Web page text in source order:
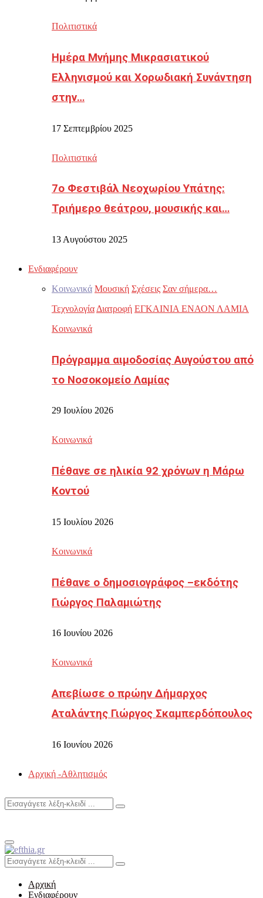
Πολιτιστικά
Ημέρα Μνήμης Μικρασιατικού
Ελληνισμού και Χορωδιακή Συνάντηση
στην…
17 Σεπτεμβρίου 2025
Πολιτιστικά
7ο Φεστιβάλ Νεοχωρίου Υπάτης:
Τριήμερο θεάτρου, μουσικής και…
13 Αυγούστου 2025
Ενδιαφέρουν
Κοινωνικά Μουσική Σχέσεις Σαν σήμερα…
Τεχνολογία Διατροφή ΕΓΚΑΙΝΙΑ ΕΝΑΟΝ ΛΑΜΙΑ
Κοινωνικά
Πρόγραμμα αιμοδοσίας Αυγούστου από
το Νοσοκομείο Λαμίας
29 Ιουλίου 2026
Κοινωνικά
Πέθανε σε ηλικία 92 χρόνων η Μάρω
Κοντού
15 Ιουλίου 2026
Κοινωνικά
Πέθανε ο δημοσιογράφος –εκδότης
Γιώργος Παλαμιώτης
16 Ιουνίου 2026
Κοινωνικά
Απεβίωσε ο πρώην Δήμαρχος
Αταλάντης Γιώργος Σκαμπερδόπουλος
16 Ιουνίου 2026
Αρχική -Αθλητισμός
Search
Search
Primary
Menu
Search
for:
Search
Αρχική
Ενδιαφέρουν